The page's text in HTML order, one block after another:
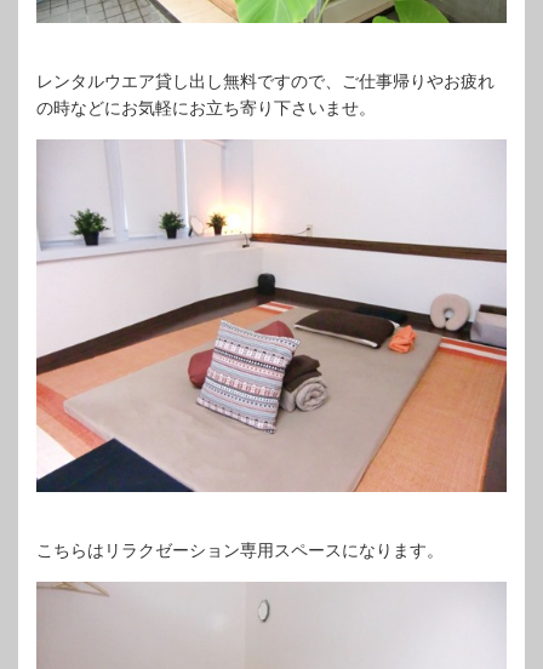
レンタルウエア貸し出し無料ですので、ご仕事帰りやお疲れ
の時などにお気軽にお立ち寄り下さいませ。
こちらはリラクゼーション専用スペースになります。